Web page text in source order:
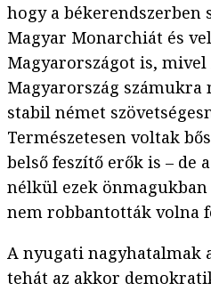
hogy a békerendszerben
Magyar Monarchiát és
Magyarországot is,
Magyarország
stabil német
Természetesen voltak
belső feszítő erők is – de
nélkül ezek önmagukban
nem robbantották volna
A nyugati nagyhatalmak
tehát az akkor